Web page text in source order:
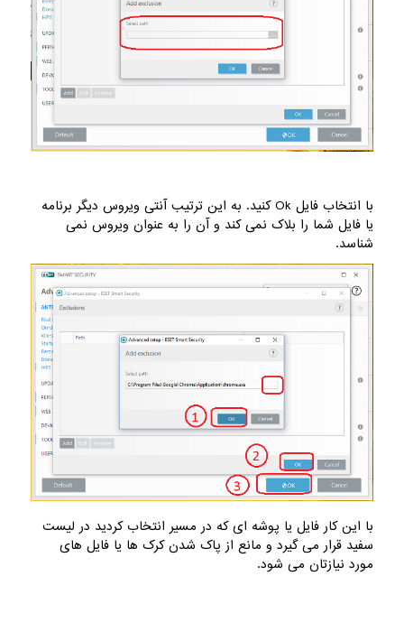
با انتخاب فایل Ok کنید. به این ترتیب آنتی ویروس دیگر برنامه
یا فایل شما را بلاک نمی کند و آن را به عنوان ویروس نمی
شناسد.
با این کار فایل یا پوشه ای که در مسیر انتخاب کردید در لیست
سفید قرار می گیرد و مانع از پاک شدن کرک ها یا فایل های
مورد نیازتان می شود.